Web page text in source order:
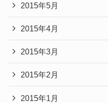
2015年5月
2015年4月
2015年3月
2015年2月
2015年1月